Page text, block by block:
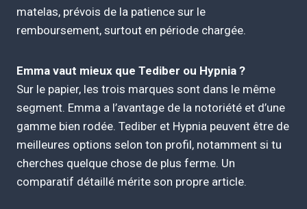
matelas, prévois de la patience sur le
remboursement, surtout en période chargée.
Emma vaut mieux que Tediber ou Hypnia ?
Sur le papier, les trois marques sont dans le même
segment. Emma a l’avantage de la notoriété et d’une
gamme bien rodée. Tediber et Hypnia peuvent être de
meilleures options selon ton profil, notamment si tu
cherches quelque chose de plus ferme. Un
comparatif détaillé mérite son propre article.